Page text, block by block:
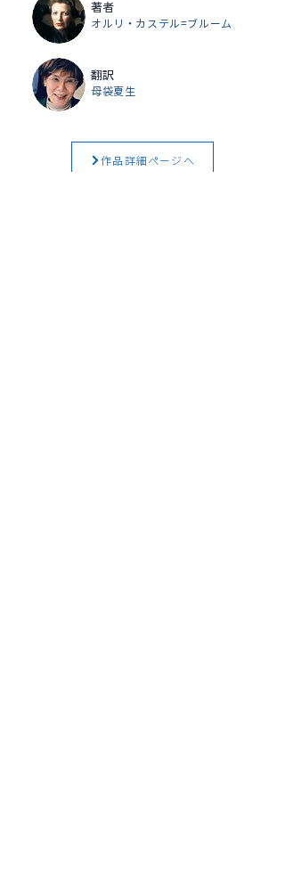
オルリ・カステル=ブルーム
著者
母袋夏生
翻訳
作品詳細ページへ